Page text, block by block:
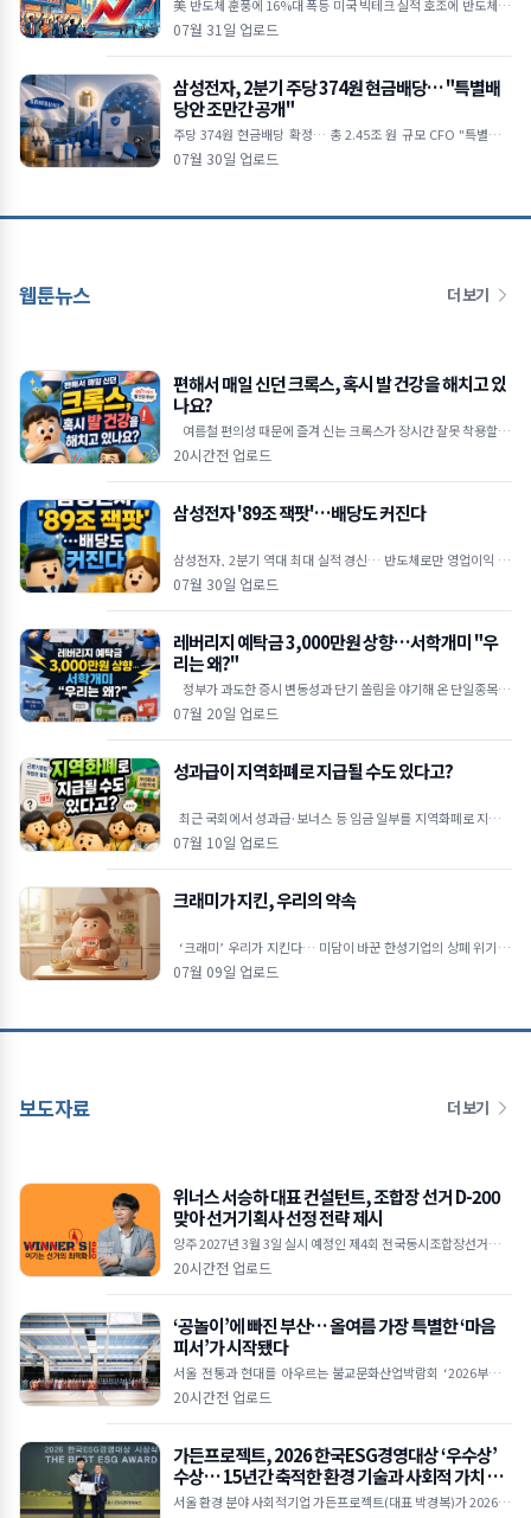
美 반도체 훈풍에 16%대 폭등 미국 빅테크 실적 호조에 반도체 투
심 대폭 개선 외국인 5조 원 대 폭풍 매수 삼성전자·SK하이닉스 2
07월 31일 업로드
삼성전자, 2분기 주당 374원 현금배당… "특별배
당안 조만간 공개"
주당 374원 현금배당 확정… 총 2.45조 원 규모 CFO "특별배당
포함 주주환원안 신속히 발표할 것" 미국 ADR 상장설엔 선 그어…
07월 30일 업로드
웹툰뉴스 더 보기
편해서 매일 신던 크록스, 혹시 발 건강을 해치고 있
나요?
우 발 건강에 악영향을 줄 수 있다는 족부 전문가
20시간전 업로드
삼성전자 '89조 잭팟'…배당도 커진다
삼성전자, 2분기 역대 최대 실적 경신… 반도체로만 영업이익 89
조 원 역대 최대 실적 달성: 삼성전자는 2026년 2
07월 30일 업로드
레버리지 예탁금 3,000만원 상향…서학개미 "우
리는 왜?"
버리지 상장지수펀드(ETF)에 대해 고강도 진입 장벽을
07월 20일 업로드
성과급이 지역화폐로 지급될 수도 있다고?
최근 국회에서 성과급·보너스 등 임금 일부를 지역화폐로 지급할
수 있도록 하는 내용의 근로기준법 개정안이 발의됐습니다. 물
07월 10일 업로드
크래미가 지킨, 우리의 약속
‘크래미’ 우리가 지킨다… 미담이 바꾼 한성기업의 상폐 위기 극
복 🦀상장폐지 시가총액 기준이 300억 원으로 강화
07월 09일 업로드
보도자료 더 보기
위너스 서승하 대표 컨설턴트, 조합장 선거 D-200
맞아 선거기획사 선정 전략 제시
양주 2027년 3월 3일 실시 예정인 제4회 전국동시조합장선거가 D
-200 국면에 접어들면서 출마예정자들의 선거 준비가 본격화되고
20시간전 업로드
‘공놀이’에 빠진 부산… 올여름 가장 특별한 ‘마음
피서’가 시작됐다
서울 전통과 현대를 아우르는 불교문화산업박람회 ‘2026부산국
제불교박람회’가 8월 6일 오후 2시 부산 벡스코(BEXCO) 제1전시
20시간전 업로드
가든프로젝트, 2026 한국ESG경영대상 ‘우수상’
수상… 15년간 축적한 환경 기술과 사회적 가치 인
정받아
서울 환경 분야 사회적기업 가든프로젝트(대표 박경복)가 2026 한